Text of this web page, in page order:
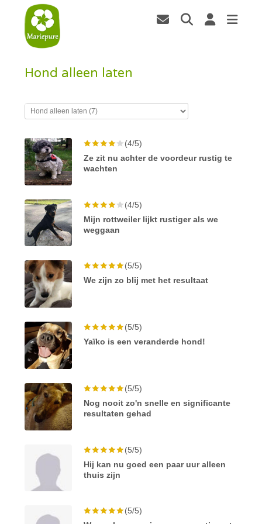
Hond alleen laten
(4/5)
Ze zit nu achter de voordeur rustig te
wachten
(4/5)
Mijn rottweiler lijkt rustiger als we
weggaan
(5/5)
We zijn zo blij met het resultaat
(5/5)
Yaïko is een veranderde hond!
(5/5)
Nog nooit zo'n snelle en significante
resultaten gehad
(5/5)
Hij kan nu goed een paar uur alleen
thuis zijn
(5/5)